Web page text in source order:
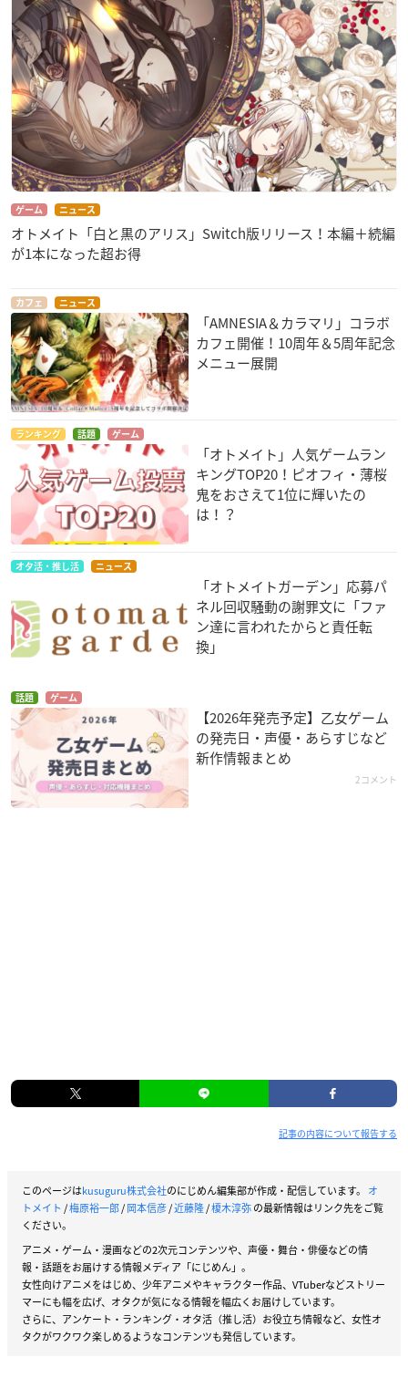
Amazonで購入 アニメイトで購入
ゲーム ニュース
オトメイト「白と黒のアリス」Switch版リリース！本編＋続編
が1本になった超お得
カフェ ニュース
「AMNESIA＆カラマリ」コラボ
カフェ開催！10周年＆5周年記念
メニュー展開
ランキング 話題 ゲーム
「オトメイト」人気ゲームラン
キングTOP20！ピオフィ・薄桜
鬼をおさえて1位に輝いたの
は！？
オタ活・推し活 ニュース
「オトメイトガーデン」応募パ
ネル回収騒動の謝罪文に「ファ
ン達に言われたからと責任転
換」
話題 ゲーム
【2026年発売予定】乙女ゲーム
の発売日・声優・あらすじなど
新作情報まとめ
2コメント
記事の内容について報告する
このページはkusuguru株式会社のにじめん編集部が作成・配信しています。 オ
トメイト /梅原裕一郎/岡本信彦/近藤隆/榎木淳弥の最新情報はリンク先をご覧
ください。
アニメ・ゲーム・漫画などの2次元コンテンツや、声優・舞台・俳優などの情
報・話題をお届けする情報メディア「にじめん」。
女性向けアニメをはじめ、少年アニメやキャラクター作品、VTuberなどストリー
マーにも幅を広げ、オタクが気になる情報を幅広くお届けしています。
さらに、アンケート・ランキング・オタ活（推し活）お役立ち情報など、女性オ
タクがワクワク楽しめるようなコンテンツも発信しています。